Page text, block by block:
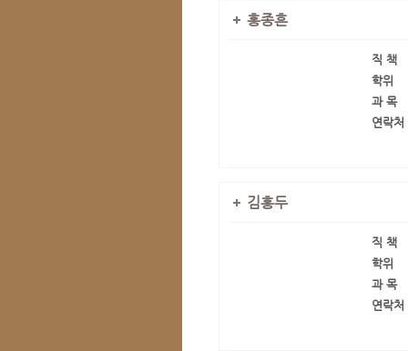
홍종흔
직 책
학위
과 목
연락처
김홍두
직 책
학위
과 목
연락처